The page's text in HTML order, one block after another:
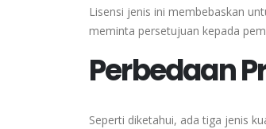
Lisensi jenis ini membebaskan
meminta persetujuan kepada
Perbedaan
Seperti diketahui, ada tiga jenis